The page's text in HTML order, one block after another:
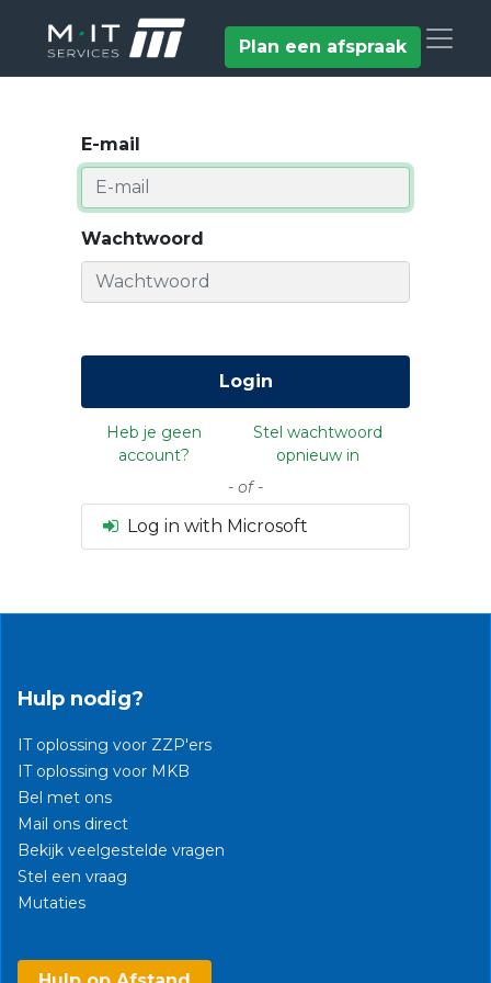
Plan een afspraak
E-mail
Wachtwoord
Login
Heb je geen
account?
Stel wachtwoord
opnieuw in
- of -
Log in with Microsoft
Hulp nodig?
IT oplossing voor ZZP'ers
IT oplossing voor MKB
Bel met ons
Mail ons direct
Bekijk veelgestelde vragen
Stel een vraag
Mutaties​